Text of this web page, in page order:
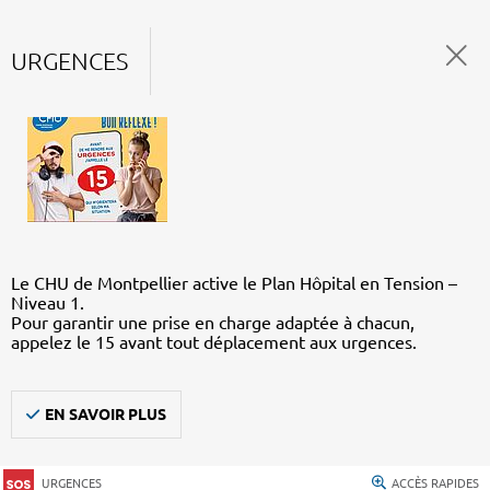
URGENCES
Le CHU de Montpellier active le Plan Hôpital en Tension –
Niveau 1.
Pour garantir une prise en charge adaptée à chacun,
appelez le 15 avant tout déplacement aux urgences.
EN SAVOIR PLUS
URGENCES ACCÈS RAPIDES